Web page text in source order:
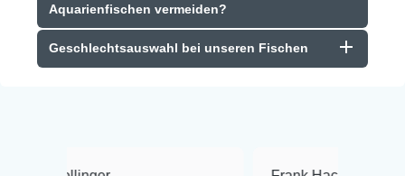
Aquarienfischen vermeiden?
Geschlechtsauswahl bei unseren Fischen